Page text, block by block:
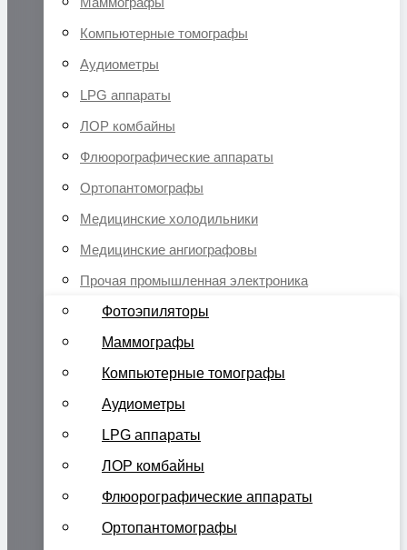
Компьютерные томографы
Аудиометры
LPG аппараты
ЛОР комбайны
Флюорографические аппараты
Ортопантомографы
Медицинские холодильники
Медицинские ангиографовы
Прочая промышленная электроника
Фотоэпиляторы
Маммографы
Компьютерные томографы
Аудиометры
LPG аппараты
ЛОР комбайны
Флюорографические аппараты
Ортопантомографы